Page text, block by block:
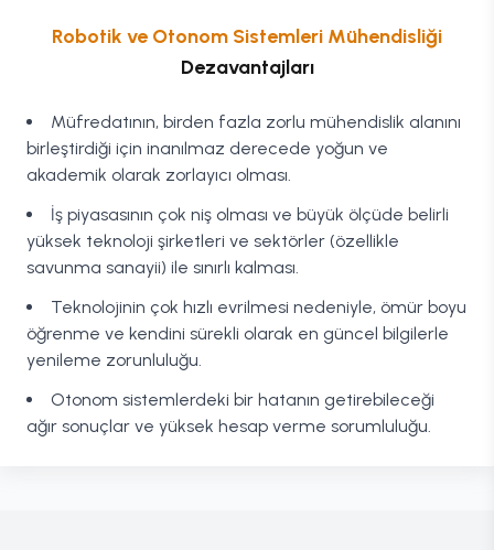
Robotik ve Otonom Sistemleri Mühendisliği
Dezavantajları
Müfredatının, birden fazla zorlu mühendislik alanını
birleştirdiği için inanılmaz derecede yoğun ve
akademik olarak zorlayıcı olması.
İş piyasasının çok niş olması ve büyük ölçüde belirli
yüksek teknoloji şirketleri ve sektörler (özellikle
savunma sanayii) ile sınırlı kalması.
Teknolojinin çok hızlı evrilmesi nedeniyle, ömür boyu
öğrenme ve kendini sürekli olarak en güncel bilgilerle
yenileme zorunluluğu.
Otonom sistemlerdeki bir hatanın getirebileceği
ağır sonuçlar ve yüksek hesap verme sorumluluğu.